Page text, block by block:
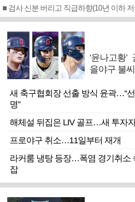
‘윤나고황
을야구 불
새 축구협회장 선출 방식 윤곽…“
명”
해체설 뒤집은 LIV 골프…새 투자자
프로야구 취소…11일부터 재개
라커룸 냉탕 등장…폭염 경기취소
잡